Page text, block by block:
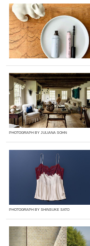
PHOTOGRAPH BY JULIANA SOHN
PHOTOGRAPH BY SHINSUKE SATO